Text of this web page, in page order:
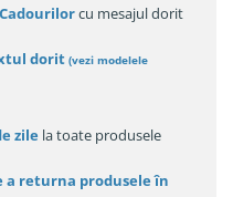
cu mesajul dorit
dorit (vezi modelele
zile la toate produsele
a returna produsele în